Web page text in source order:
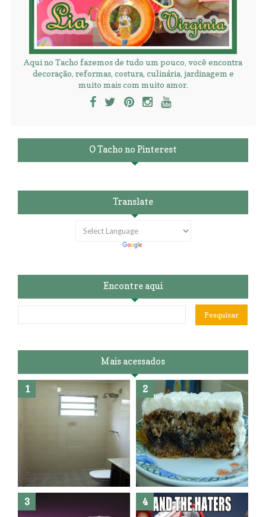
Aqui no Tacho fazemos de tudo um pouco, você encontra
decoração, reformas, costura, culinária, jardinagem e
muito mais com muito amor.
O Tacho no Pinterest
Translate
Encontre aqui
Mais acessados